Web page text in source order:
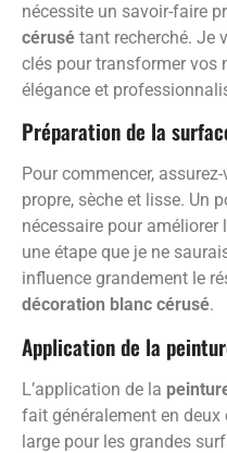
nécessite un savoir-faire
cérusé tant recherché. Je
clés pour transformer vos
élégance et
Préparation de la
Pour commencer,
propre, sèche et lisse. Un
nécessaire pour améliorer
une étape que je ne
influence grandement le
décoration blanc cérusé.
Application de la
L’application de la
fait généralement en
large pour les grandes